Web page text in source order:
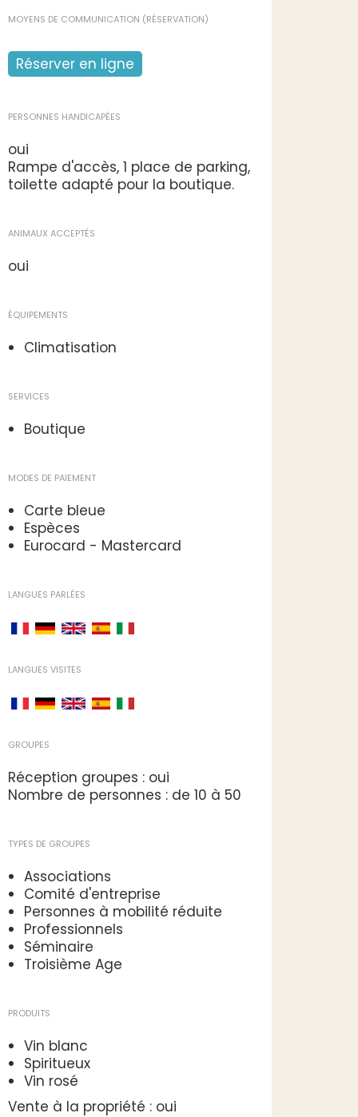
MOYENS DE COMMUNICATION (RÉSERVATION)
Réserver en ligne
PERSONNES HANDICAPÉES
oui
Rampe d'accès, 1 place de parking,
toilette adapté pour la boutique.
ANIMAUX ACCEPTÉS
oui
ÉQUIPEMENTS
Climatisation
SERVICES
Boutique
MODES DE PAIEMENT
Carte bleue
Espèces
Eurocard - Mastercard
LANGUES PARLÉES
LANGUES VISITES
GROUPES
Réception groupes : oui
Nombre de personnes : de 10 à 50
TYPES DE GROUPES
Associations
Comité d'entreprise
Personnes à mobilité réduite
Professionnels
Séminaire
Troisième Age
PRODUITS
Vin blanc
Spiritueux
Vin rosé
Vente à la propriété : oui